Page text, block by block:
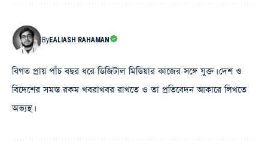
ByEALIASH RAHAMAN
বিগত প্রায় পাঁচ বছর ধরে ডিজিটাল মিডিয়ার কাজের সঙ্গে যুক্ত। দেশ ও
বিদেশের সমস্ত রকম খবরাখবর রাখতে ও তা প্রতিবেদন আকারে লিখতে
অভ্যস্থ।